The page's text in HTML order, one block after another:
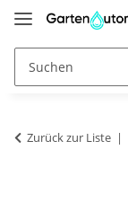
Zurück zur Liste